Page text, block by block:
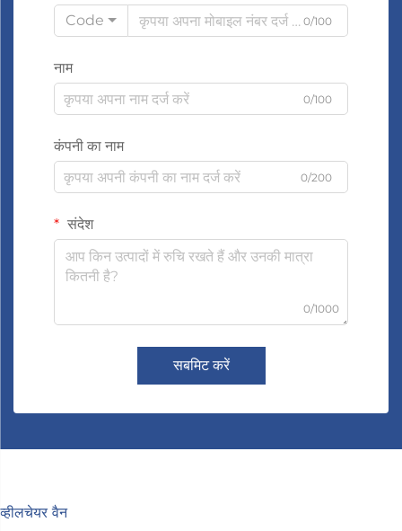
Code
0/100
नाम
0/100
कंपनी का नाम
0/200
संदेश
0/1000
सबमिट करें
व्हीलचेयर वैन